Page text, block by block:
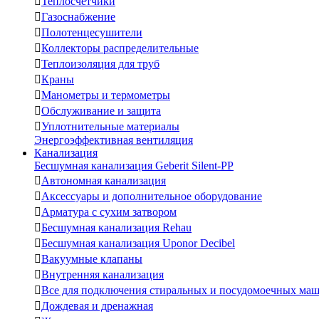
Газоснабжение
Полотенцесушители
Коллекторы распределительные
Теплоизоляция для труб
Краны
Манометры и термометры
Обслуживание и защита
Уплотнительные материалы
Энергоэффективная вентиляция
Канализация
Бесшумная канализация Geberit Silent-PP
Автономная канализация
Аксессуары и дополнительное оборудование
Арматура с сухим затвором
Бесшумная канализация Rehau
Бесшумная канализация Uponor Decibel
Вакуумные клапаны
Внутренняя канализация
Все для подключения стиральных и посудомоечных
Дождевая и дренажная